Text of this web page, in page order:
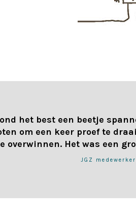
het best een beetje
om een keer proef te
overwinnen. Het was een
JGZ